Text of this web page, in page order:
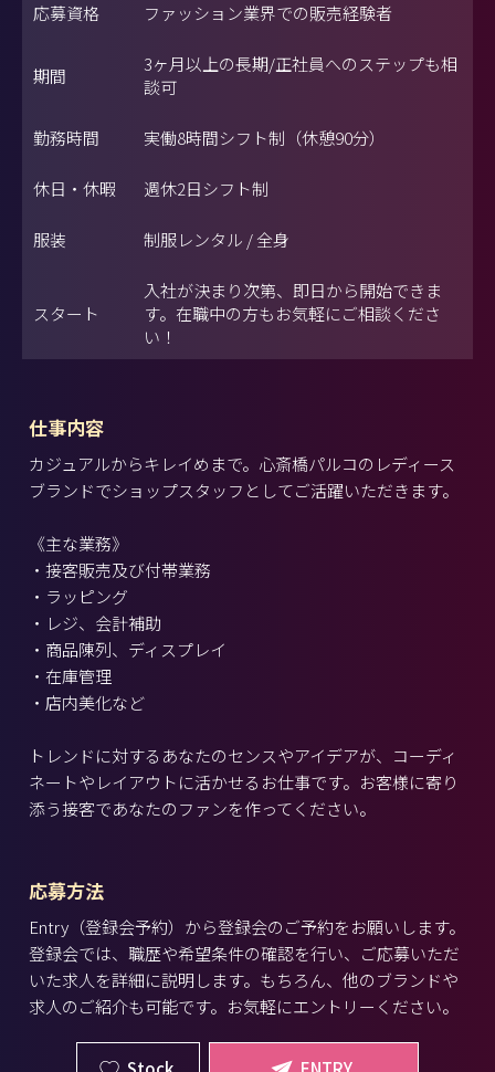
応募資格 ファッション業界での販売経験者
期間
3ヶ月以上の長期/正社員へのステップも相
談可
勤務時間 実働8時間シフト制（休憩90分）
休日・休暇 週休2日シフト制
服装 制服レンタル / 全身
スタート
入社が決まり次第、即日から開始できま
す。在職中の方もお気軽にご相談くださ
い！
仕事内容
カジュアルからキレイめまで。心斎橋パルコのレディース
ブランドでショップスタッフとしてご活躍いただきます。
《主な業務》
・接客販売及び付帯業務
・ラッピング
・レジ、会計補助
・商品陳列、ディスプレイ
・在庫管理
・店内美化など
トレンドに対するあなたのセンスやアイデアが、コーディ
ネートやレイアウトに活かせるお仕事です。お客様に寄り
添う接客であなたのファンを作ってください。
応募方法
Entry（登録会予約）から登録会のご予約をお願いします。
登録会では、職歴や希望条件の確認を行い、ご応募いただ
いた求人を詳細に説明します。もちろん、他のブランドや
求人のご紹介も可能です。お気軽にエントリーください。
Stock ENTRY